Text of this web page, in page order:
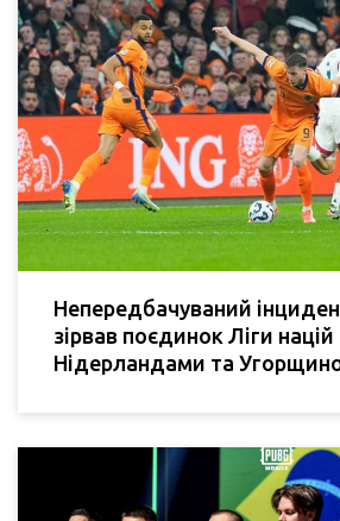
Непередбачуваний
зірвав поєдинок Ліги
Нідерландами та